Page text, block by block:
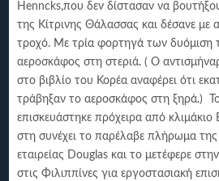
Henncks,που δεν δίστασαν να
της Κίτρινης Θάλασσας και δέσανε με
τροχό. Με τρία φορτηγά των δυόμιση
αεροσκάφος στη στεριά. ( Ο
στο βιβλίο του Κορέα αναφέρει ότι
τράβηξαν το αεροσκάφος στη ξηρά.)
επισκευάστηκε πρόχειρα από
στη συνέχει το παρέλαβε πλήρωμα
εταιρείας Douglas και το μετέφερε
στις Φιλιππίνες για εργοστασιακή